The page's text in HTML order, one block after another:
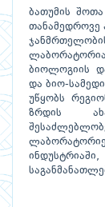
ბათუმის
ბიოლოგიის
და ბიო-
უწყობს
ზრდის